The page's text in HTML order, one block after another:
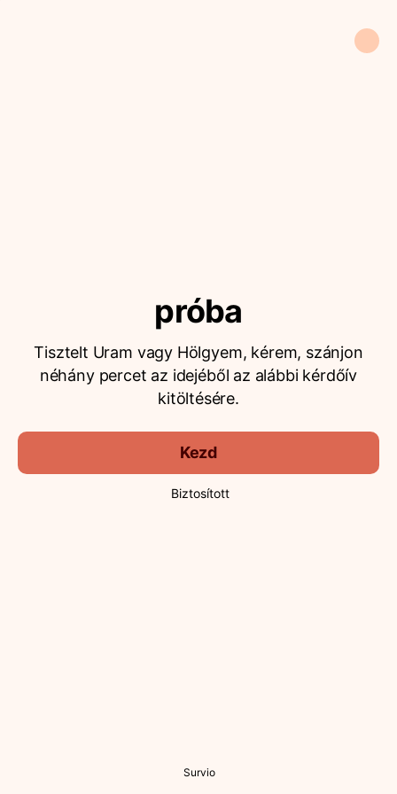
próba
Tisztelt Uram vagy Hölgyem, kérem, szánjon
néhány percet az idejéből az alábbi kérdőív
kitöltésére.
Kezd
Biztosított
Survio